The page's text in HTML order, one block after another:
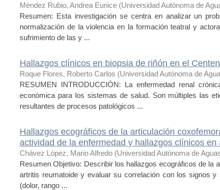
Méndez Rubio, Andrea Eunice (Universidad Autónoma de
Resumen: Esta investigación se centra en analizar un
normalización de la violencia en la formación teatral y
sufrimiento de las y ...
Hallazgos clínicos en biopsia de riñón en el
Roque Flores, Roberto Carlos (Universidad Autónoma de
RESUMEN INTRODUCCIÓN: La enfermedad renal
económica para los sistemas de salud. Son múltiples las
resultantes de procesos patológicos ...
Hallazgos ecográficos de la articulación
actividad de la enfermedad y hallazgos clínicos en
Chávez López, Mario Alfredo (Universidad Autónoma de
Resumen Objetivo: Describir los hallazgos ecográficos de la
artritis reumatoide y evaluar su correlación con los signos
(dolor, rango ...